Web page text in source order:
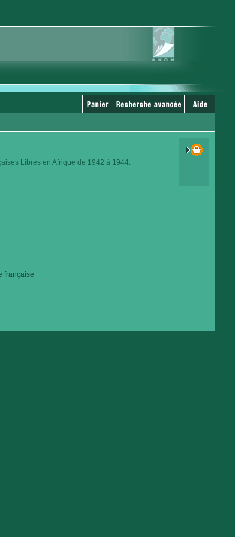
Libres en Afrique de 1942 à 1944.
française